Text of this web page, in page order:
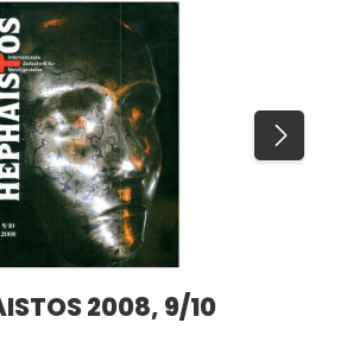
2008, 9/10